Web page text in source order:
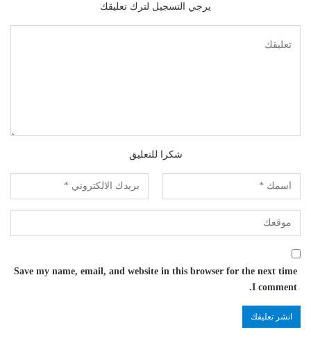
يرجي التسجيل لترك تعليقك
شكرا للتعليق
Save my name, email, and website in this browser for the next time
I comment.